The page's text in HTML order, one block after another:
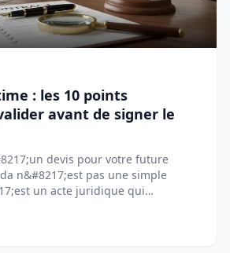
: les 10 points
avant de signer le
devis pour votre future
n&#8217;est pas une simple
un acte juridique qui